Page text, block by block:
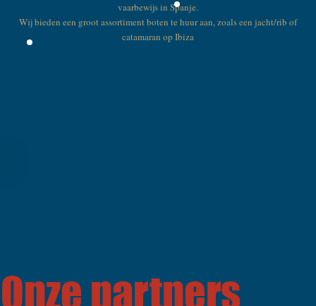
vaarbewijs in Spanje.
Wij bieden een groot assortiment boten te huur aan, zoals een jacht/rib of
catamaran op Ibiza
Onze partners